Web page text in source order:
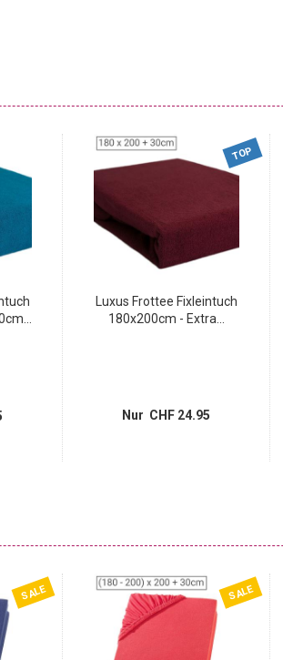
TOP
Luxus Frottee Fixleintuch
180x200cm - Extra...
Nur CHF 24.95
SALE SALE